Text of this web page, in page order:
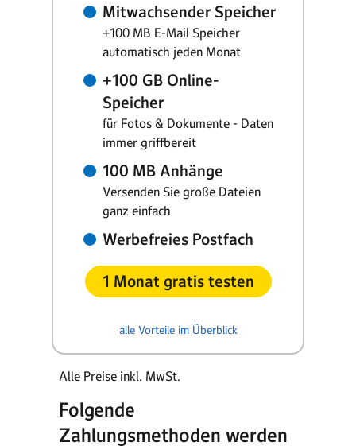
Mitwachsender Speicher
+100 MB E-Mail Speicher
automatisch jeden Monat
+100 GB Online-
Speicher
für Fotos & Dokumente - Daten
immer griffbereit
100 MB Anhänge
Versenden Sie große Dateien
ganz einfach
Werbefreies Postfach
1 Monat gratis testen
alle Vorteile im Überblick
Alle Preise inkl. MwSt.
Folgende
Zahlungsmethoden werden